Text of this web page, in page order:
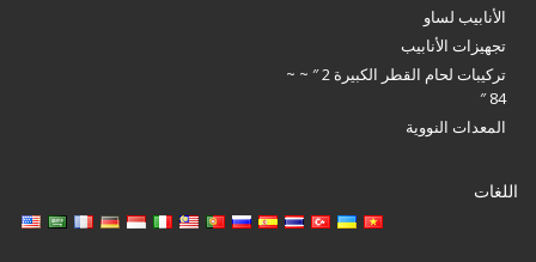
الأنابيب لساو
تجهيزات الأنابيب
تركيبات لحام القطر الكبيرة 2 ″ ~ ~
84 ″
المعدات النووية
اللغات